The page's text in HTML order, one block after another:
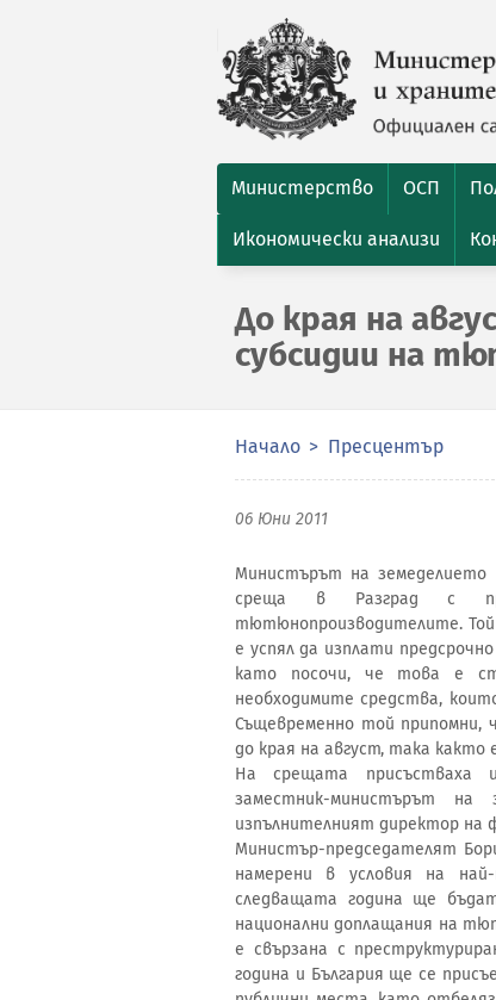
Министерство ОСП
Икономически анализи
До края на
субсидии на
Начало Пресцентър
06 Юни 2011
Министърът на земеделието
среща в Разград с
тютюнопроизводителите. Той
е успял да изплати
като посочи, че това е
необходимите средства,
Същевременно той
до края на август, така както
На срещата присъстваха
заместник-министърът
изпълнителният директор на
Министър-председателят
намерени в условия на
следващата година ще
национални доплащания на
е свързана с
година и България ще се